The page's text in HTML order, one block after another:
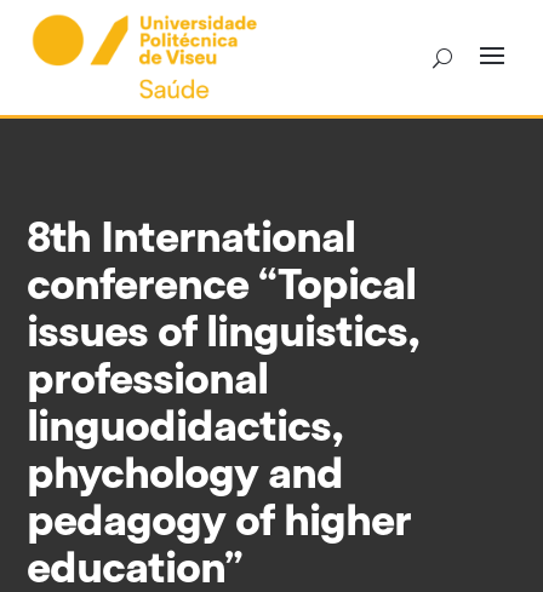
content
8th International
conference “Topical
issues of linguistics,
professional
linguodidactics,
phychology and
pedagogy of higher
education”